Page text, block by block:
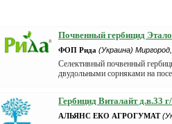
Почвенный гербицид
ФОП Рида (Украина)
Селективный почвенный
двудольными сорняками на
Гербицид Виталайт д.в.33
АЛЬЯНС ЕКО АГРОГУМАТ